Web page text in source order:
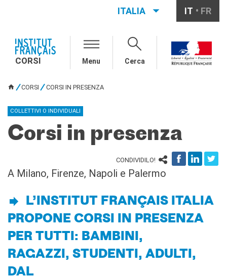
CORSI DI FRANCESE
2026-2027
Tutti i corsi a distanza
Corsi collettivi
Corsi individuali
AZIENDE
INFO
RISORSE PER IL
FRANCESE
CONTATTACI!
CERCA
ITALIA IT FR
CORSI Menu Cerca
CORSI CORSI IN PRESENZA
COLLETTIVI O INDIVIDUALI
Corsi in presenza
CONDIVIDILO!
A Milano, Firenze, Napoli e Palermo
L’INSTITUT FRANÇAIS ITALIA
PROPONE CORSI IN PRESENZA
PER TUTTI: BAMBINI,
RAGAZZI, STUDENTI, ADULTI,
DAL